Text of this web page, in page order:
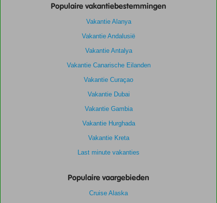
Populaire vakantiebestemmingen
Vakantie Alanya
Vakantie Andalusië
Vakantie Antalya
Vakantie Canarische Eilanden
Vakantie Curaçao
Vakantie Dubai
Vakantie Gambia
Vakantie Hurghada
Vakantie Kreta
Last minute vakanties
Populaire vaargebieden
Cruise Alaska